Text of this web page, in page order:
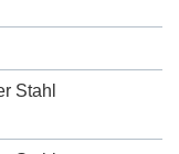
Stahl